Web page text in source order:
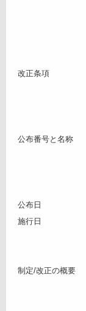
改正条項
公布番号と名称
公布日
施行日
制定/改正の概要